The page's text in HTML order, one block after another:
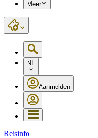
Meer
NL
Aanmelden
Reisinfo